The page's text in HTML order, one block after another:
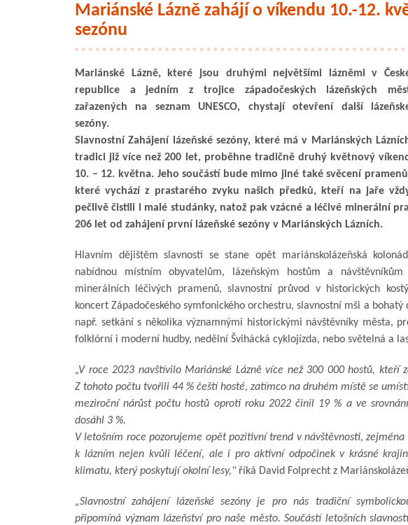
Mariánské Lázně zahájí o víkendu 10.-12.
sezónu
Mariánské Lázně, které jsou druhými největšími lázněmi v
republice a jedním z trojice západočeských lázeňských
zařazených na seznam UNESCO, chystají otevření další
sezóny.
Slavnostní Zahájení lázeňské sezóny, které má v Mariánských
tradici již více než 200 let, proběhne tradičně druhý květnový víkend
10. – 12. května. Jeho součástí bude mimo jiné také svěcení
které vychází z prastarého zvyku našich předků, kteří na jaře
pečlivě čistili i malé studánky, natož pak vzácné a léčivé minerální
206 let od zahájení první lázeňské sezóny v Mariánských Lázních.
Hlavním dějištěm slavností se stane opět mariánskolázeňská
nabídnou místním obyvatelům, lázeňským hostům a
minerálních léčivých pramenů, slavnostní průvod v historických
koncert Západočeského symfonického orchestru, slavnostní mši a
např. setkání s několika významnými historickými návštěvníky města,
folklórní i moderní hudby, nedělní Švihácká cyklojízda, nebo světelná a
„V roce 2023 navštívilo Mariánské Lázně více než 300 000 hostů,
Z tohoto počtu tvořili 44 % čeští hosté, zatímco na druhém místě se
meziroční nárůst počtu hostů oproti roku 2022 činil 19 % a ve
dosáhl 3 %.
V letošním roce pozorujeme opět pozitivní trend v návštěvnosti,
k lázním nejen kvůli léčení, ale i pro aktivní odpočinek v krásné
klimatu, který poskytují okolní lesy,"říká David Folprecht z
„Slavnostní zahájení lázeňské sezóny je pro nás tradiční
připomíná význam lázeňství pro naše město. Součástí letošních